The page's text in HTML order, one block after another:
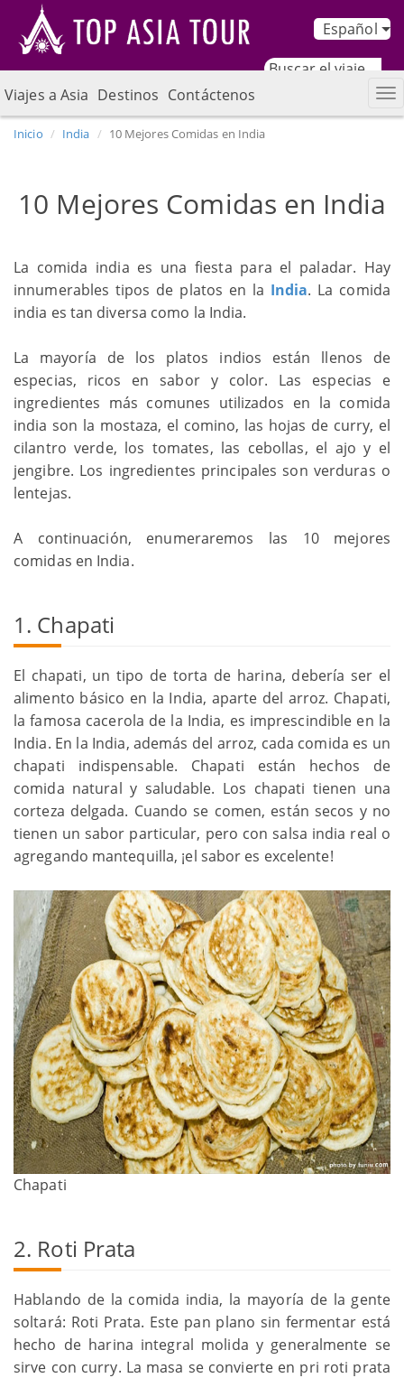
Español
Viajes a Asia Destinos Contáctenos
Inicio India 10 Mejores Comidas en India
10 Mejores Comidas en India
La comida india es una fiesta para el paladar. Hay
innumerables tipos de platos en la India. La comida
india es tan diversa como la India.
La mayoría de los platos indios están llenos de
especias, ricos en sabor y color. Las especias e
ingredientes más comunes utilizados en la comida
india son la mostaza, el comino, las hojas de curry, el
cilantro verde, los tomates, las cebollas, el ajo y el
jengibre. Los ingredientes principales son verduras o
lentejas.
A continuación, enumeraremos las 10 mejores
comidas en India.
1. Chapati
El chapati, un tipo de torta de harina, debería ser el
alimento básico en la India, aparte del arroz. Chapati,
la famosa cacerola de la India, es imprescindible en la
India. En la India, además del arroz, cada comida es un
chapati indispensable. Chapati están hechos de
comida natural y saludable. Los chapati tienen una
corteza delgada. Cuando se comen, están secos y no
tienen un sabor particular, pero con salsa india real o
agregando mantequilla, ¡el sabor es excelente!
Chapati
2. Roti Prata
Hablando de la comida india, la mayoría de la gente
soltará: Roti Prata. Este pan plano sin fermentar está
hecho de harina integral molida y generalmente se
sirve con curry. La masa se convierte en pri roti prata